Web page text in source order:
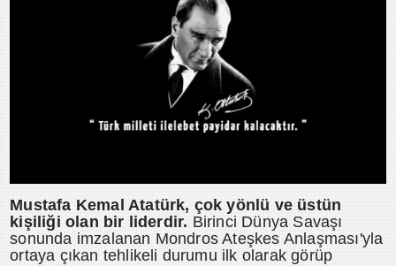
Mustafa Kemal Atatürk, çok yönlü ve üstün
kişiliği olan bir liderdir. Birinci Dünya Savaşı
sonunda imzalanan Mondros Ateşkes Anlaşması'yla
ortaya çıkan tehlikeli durumu ilk olarak görüp